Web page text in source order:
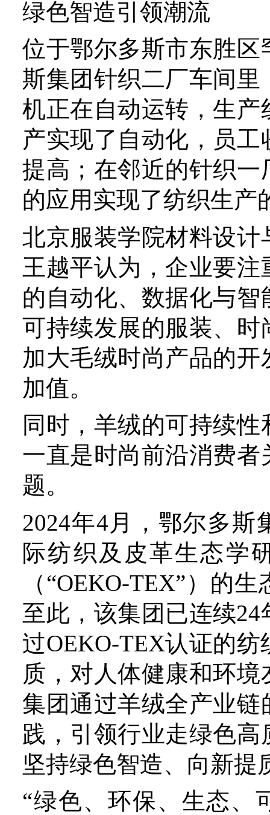
质，对人体健康和环境友
集团通过羊绒全产业链的
践，引领行业走绿色高质
坚持绿色智造、向新提质。
“绿色、环保、生态、可
重要的时尚理念，企业要
的全生命周期、全产业链
经济研究中心主任华珊指
力是科技生产力、文化生
产力，企业要关注纤维新
能和先进制造的融合创新
化助力时尚创意设计，精
道，拓展时尚融合体验；
贯通产业链和供应链，协
资源推进低碳、循环任务。
随着全球经济的发展和
高，羊绒制品正在逐步迈
费需求逐年扩大。尤其是
羊绒服装市场规模不断扩
绒产业的发展提供了广阔